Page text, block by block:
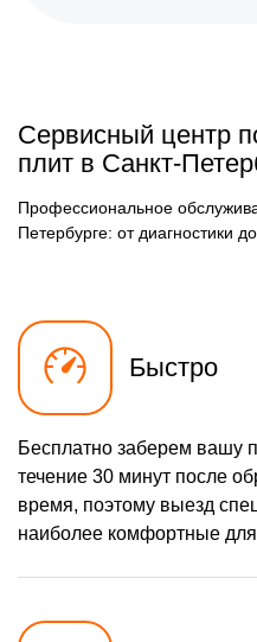
Сервисный центр
плит в Санкт-
Профессиональное
Петербурге: от диагностики
Быстро
Бесплатно заберем вашу
течение 30 минут после
время, поэтому выезд
наиболее комфортные